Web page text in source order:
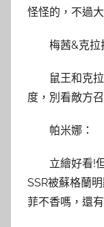
怪怪的，不過
梅茜&克拉
鼠王和克
度，別看敵方
帕米娜：
立繪好看!
SSR被蘇格蘭
菲不香嗎，還